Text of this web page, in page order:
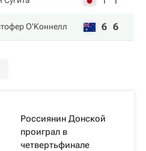
О'Коннелл 6 6
Россиянин Донской
проиграл в
четвертьфинале